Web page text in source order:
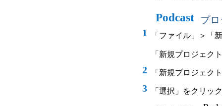
Podcast プ
1
「ファイル」＞「
「新規プロジェク
2 「新規プロジェク
3 「選択」をクリッ